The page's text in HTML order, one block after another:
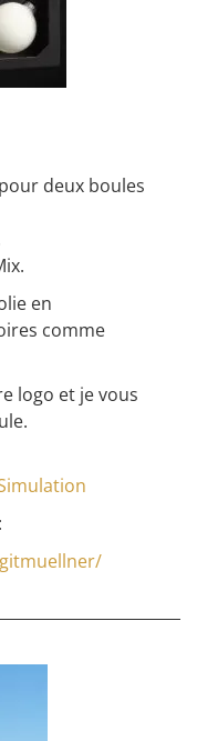
deux boules
en
comme
logo et je vous